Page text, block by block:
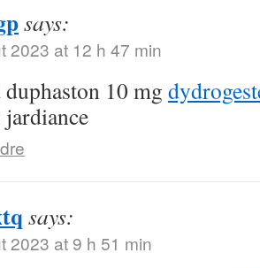
says:
2023 at 12 h 47 min
10 mg
jardiance
says:
2023 at 9 h 51 min